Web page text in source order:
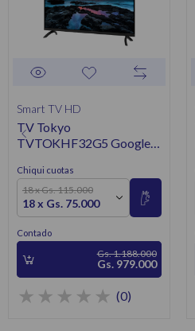
Smart TV HD
TV Tokyo
TVTOKHF32G5 Google
Chiqui cuotas
18 x Gs. 115.000
18 x Gs. 75.000
Contado
Gs. 1.188.000
Gs. 979.000
(0)